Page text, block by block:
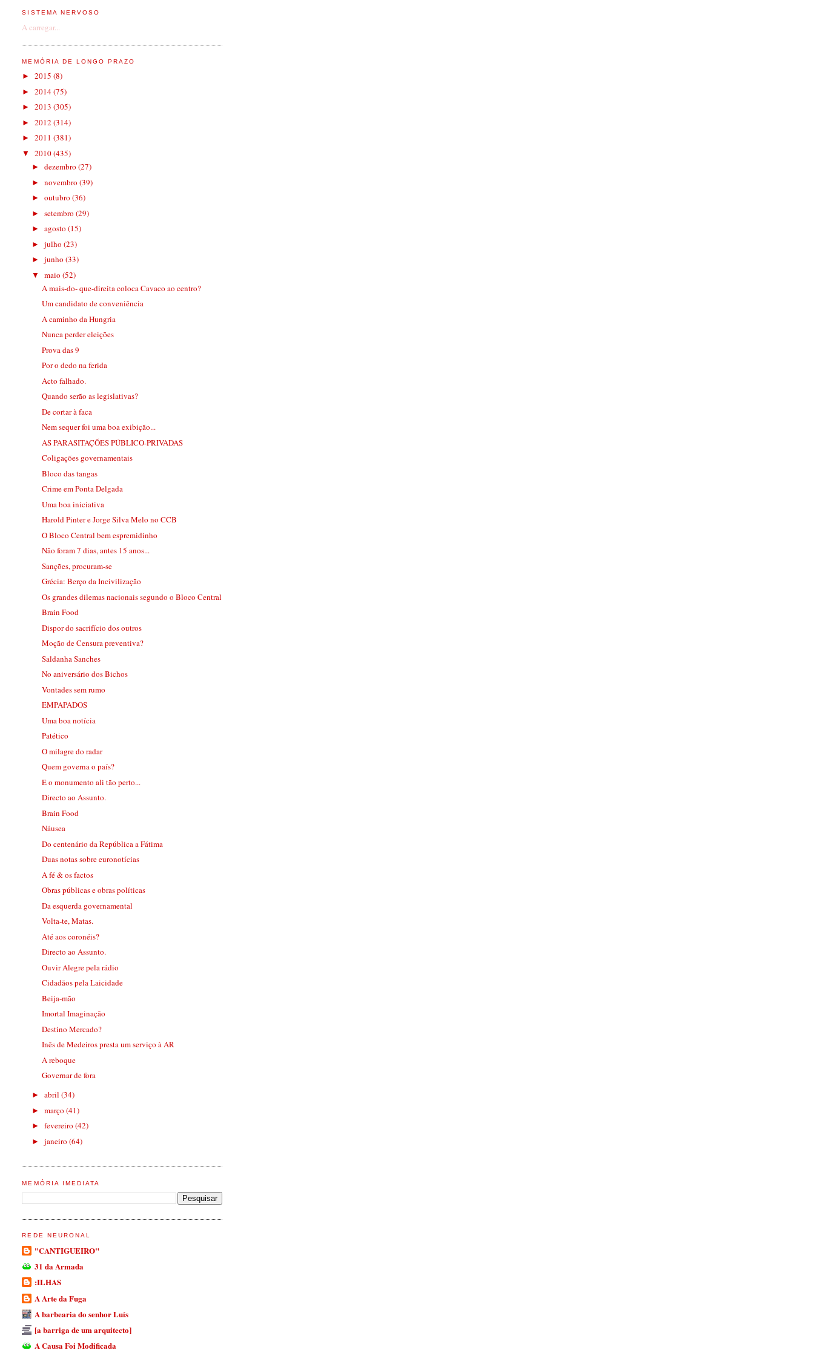
SISTEMA NERVOSO
A carregar...
MEMÓRIA DE LONGO PRAZO
►2015(8)
►2014(75)
►2013(305)
►2012(314)
►2011(381)
▼2010(435)
►dezembro(27)
►novembro(39)
►outubro(36)
►setembro(29)
►agosto(15)
►julho(23)
►junho(33)
▼maio(52)
A mais-do- que-direita coloca Cavaco ao centro?
Um candidato de conveniência
A caminho da Hungria
Nunca perder eleições
Prova das 9
Por o dedo na ferida
Acto falhado.
Quando serão as legislativas?
De cortar à faca
Nem sequer foi uma boa exibição...
AS PARASITAÇÕES PÚBLICO-PRIVADAS
Coligações governamentais
Bloco das tangas
Crime em Ponta Delgada
Uma boa iniciativa
Harold Pinter e Jorge Silva Melo no CCB
O Bloco Central bem espremidinho
Não foram 7 dias, antes 15 anos...
Sanções, procuram-se
Grécia: Berço da Incivilização
Os grandes dilemas nacionais segundo o Bloco Central
Brain Food
Dispor do sacrifício dos outros
Moção de Censura preventiva?
Saldanha Sanches
No aniversário dos Bichos
Vontades sem rumo
EMPAPADOS
Uma boa notícia
Patético
O milagre do radar
Quem governa o país?
E o monumento ali tão perto...
Directo ao Assunto.
Brain Food
Náusea
Do centenário da República a Fátima
Duas notas sobre euronotícias
A fé & os factos
Obras públicas e obras políticas
Da esquerda governamental
Volta-te, Matas.
Até aos coronéis?
Directo ao Assunto.
Ouvir Alegre pela rádio
Cidadãos pela Laicidade
Beija-mão
Imortal Imaginação
Destino Mercado?
Inês de Medeiros presta um serviço à AR
A reboque
Governar de fora
►abril(34)
►março(41)
►fevereiro(42)
►janeiro(64)
MEMÓRIA IMEDIATA
REDE NEURONAL
"CANTIGUEIRO"
31 da Armada
:ILHAS
A Arte da Fuga
A barbearia do senhor Luís
[a barriga de um arquitecto]
A Causa Foi Modificada